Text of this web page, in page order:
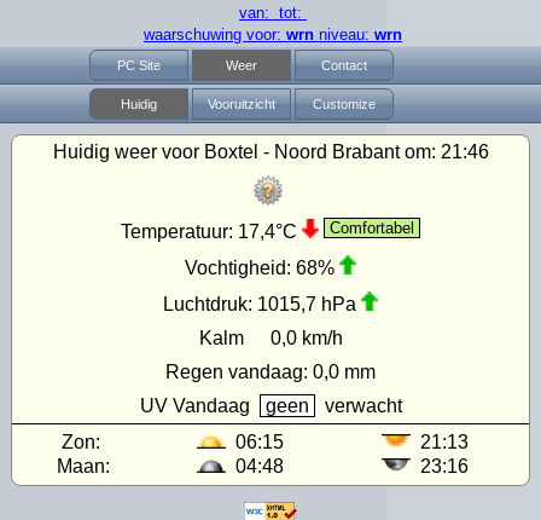
van: tot:
waarschuwing voor: wrn niveau: wrn
PC Site Weer Contact
Huidig Vooruitzicht Customize
Huidig weer voor Boxtel - Noord Brabant om: 21:46
Temperatuur: 17,4°C Comfortabel
Vochtigheid: 68%
Luchtdruk: 1015,7 hPa
Kalm
0,0 km/h
Regen vandaag: 0,0 mm
UV Vandaag geen
verwacht
Zon:
06:15
21:13
Maan:
04:48 23:16